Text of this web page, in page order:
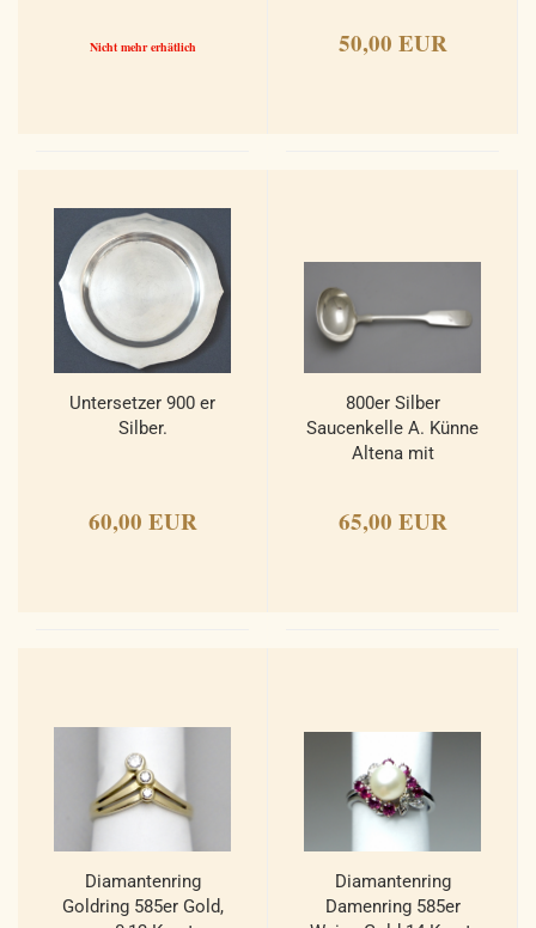
Nicht mehr erhätlich 50,00 EUR
Untersetzer 900 er
Silber.
60,00 EUR
800er Silber
Saucenkelle A. Künne
Altena mit
65,00 EUR
Diamantenring
Goldring 585er Gold,
Diamantenring
Damenring 585er